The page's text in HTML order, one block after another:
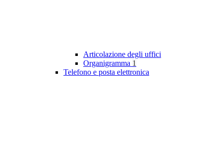
Articolazione degli uffici
Organigramma 1
Telefono e posta elettronica